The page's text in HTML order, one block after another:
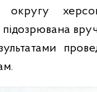
округу